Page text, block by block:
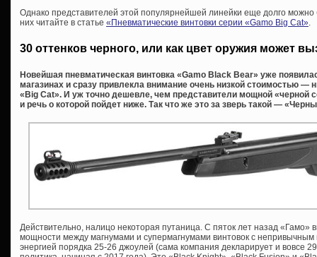
Однако представителей этой популярнейшей линейки еще долго
них читайте в статье «Пневматические винтовки серии «Gamo Big Cat»
30 оттенков черного, или как цвет оружия может
Новейшая пневматическая винтовка «Gamo Black Bear» уже
магазинах и сразу привлекла внимание очень низкой стоимостью
«Big Cat». И уж точно дешевле, чем представители мощной «черной
и речь о которой пойдет ниже. Так что же это за зверь такой —
Действительно, налицо некоторая путаница. С пяток лет назад
мощности между магнумами и супермагнумами винтовок с
энергией порядка 25-26 джоулей (сама компания декларирует и вовсе